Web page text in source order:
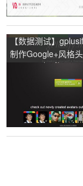
【数据测试】
制作Google+风格